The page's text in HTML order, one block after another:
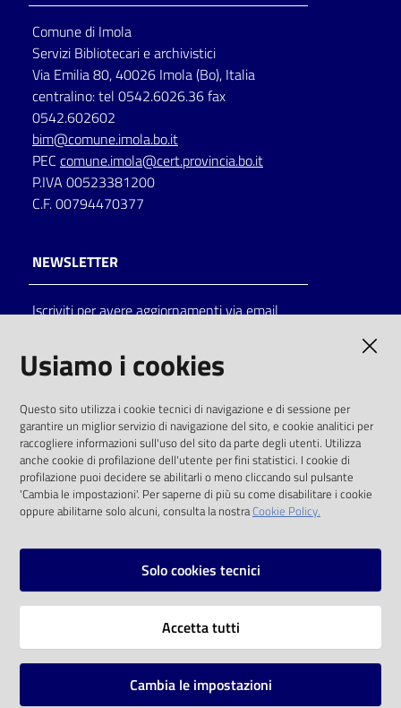
Seguici
su
on line
Eventi
Chiedi al
bibliotecario
Avvisi
Comune di Imola
Servizi Bibliotecari e archivistici
Via Emilia 80, 40026 Imola (Bo), Italia
centralino: tel 0542.6026.36 fax
0542.602602
bim@comune.imola.bo.it
PEC comune.imola@cert.provincia.bo.it
P.IVA 00523381200
C.F. 00794470377
NEWSLETTER
Iscriviti per avere aggiornamenti via email
solo alle condizioni previste dalla direttiva
comunitaria 2003/98/CE e dal d.lgs. 36/2006
SOCIAL
Instagram
Vai alla pagina
Usiamo i cookies
Questo sito utilizza i cookie tecnici di navigazione e di sessione per
garantire un miglior servizio di navigazione del sito, e cookie analitici per
raccogliere informazioni sull'uso del sito da parte degli utenti. Utilizza
anche cookie di profilazione dell'utente per fini statistici. I cookie di
profilazione puoi decidere se abilitarli o meno cliccando sul pulsante
'Cambia le impostazioni'. Per saperne di più su come disabilitare i cookie
oppure abilitarne solo alcuni, consulta la nostraCookie Policy.
Solo cookies tecnici
Accetta tutti
Cambia le impostazioni